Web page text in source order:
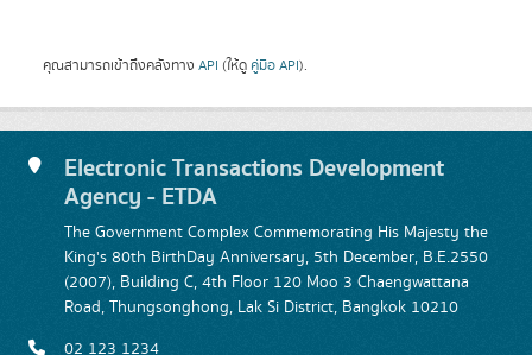
คุณสามารถเข้าถึงคลังทาง API (ให้ดู คู่มือ API).
Electronic Transactions Development
Agency - ETDA
The Government Complex Commemorating His Majesty the
King's 80th BirthDay Anniversary, 5th December, B.E.2550
(2007), Building C, 4th Floor 120 Moo 3 Chaengwattana
Road, Thungsonghong, Lak Si District, Bangkok 10210
02 123 1234